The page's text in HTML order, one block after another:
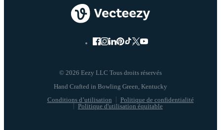
© 2026 Eezy LLC Tous droits réservés
Conditions d’utilisation
Politique de confidentialité
Politique d'utilisation équitable